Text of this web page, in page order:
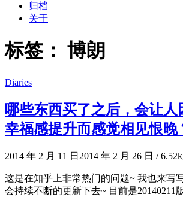
归档
关于
标签： 博朗
Diaries
哪些东西买了之后，会让人
幸福感提升而感觉相见恨晚
2014 年 2 月 11 日 2014 年 2 月 26 日 /
这是在知乎上非常热门的问题~ 我也来写
会持续不断的更新下去~ 目前是20140211